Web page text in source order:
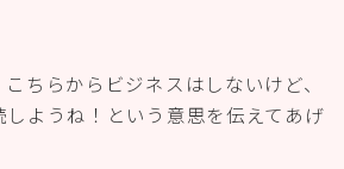
ちらからビジネスはしないけど、
しようね！という意思を伝えてあげ